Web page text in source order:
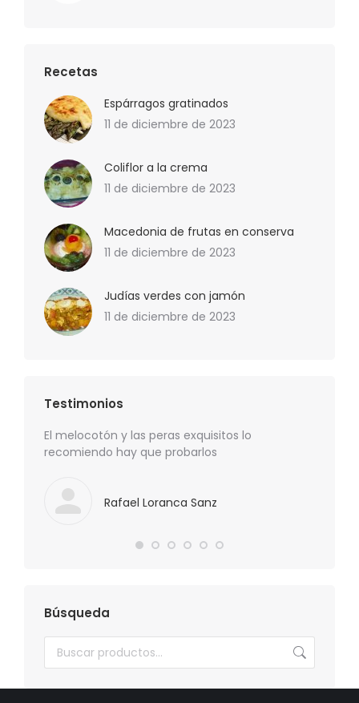
Recetas
Espárragos gratinados
11 de diciembre de 2023
Coliflor a la crema
11 de diciembre de 2023
Macedonia de frutas en conserva
11 de diciembre de 2023
Judías verdes con jamón
11 de diciembre de 2023
Testimonios
El melocotón y las peras exquisitos lo
recomiendo hay que probarlos
Rafael Loranca Sanz
Búsqueda